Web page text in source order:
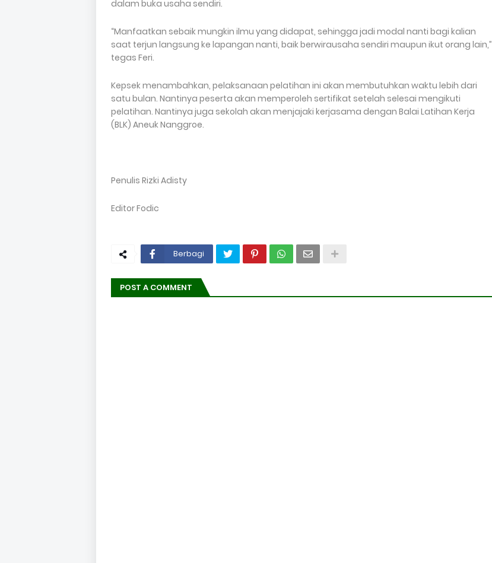
dalam buka usaha sendiri.
“Manfaatkan sebaik mungkin ilmu yang didapat, sehingga jadi modal nanti bagi kalian
saat terjun langsung ke lapangan nanti, baik berwirausaha sendiri maupun ikut orang lain,”
tegas Feri.
Kepsek menambahkan, pelaksanaan pelatihan ini akan membutuhkan waktu lebih dari
satu bulan. Nantinya peserta akan memperoleh sertifikat setelah selesai mengikuti
pelatihan. Nantinya juga sekolah akan menjajaki kerjasama dengan Balai Latihan Kerja
(BLK) Aneuk Nanggroe.
Penulis Rizki Adisty
Editor Fodic
Berbagi
POST A COMMENT